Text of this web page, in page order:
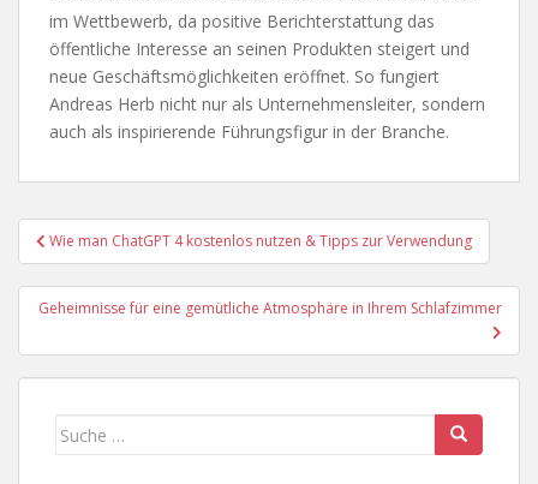
im Wettbewerb, da positive Berichterstattung das
öffentliche Interesse an seinen Produkten steigert und
neue Geschäftsmöglichkeiten eröffnet. So fungiert
Andreas Herb nicht nur als Unternehmensleiter, sondern
auch als inspirierende Führungsfigur in der Branche.
Beitragsnavigation
Wie man ChatGPT 4 kostenlos nutzen & Tipps zur Verwendung
Geheimnisse für eine gemütliche Atmosphäre in Ihrem Schlafzimmer
Suche